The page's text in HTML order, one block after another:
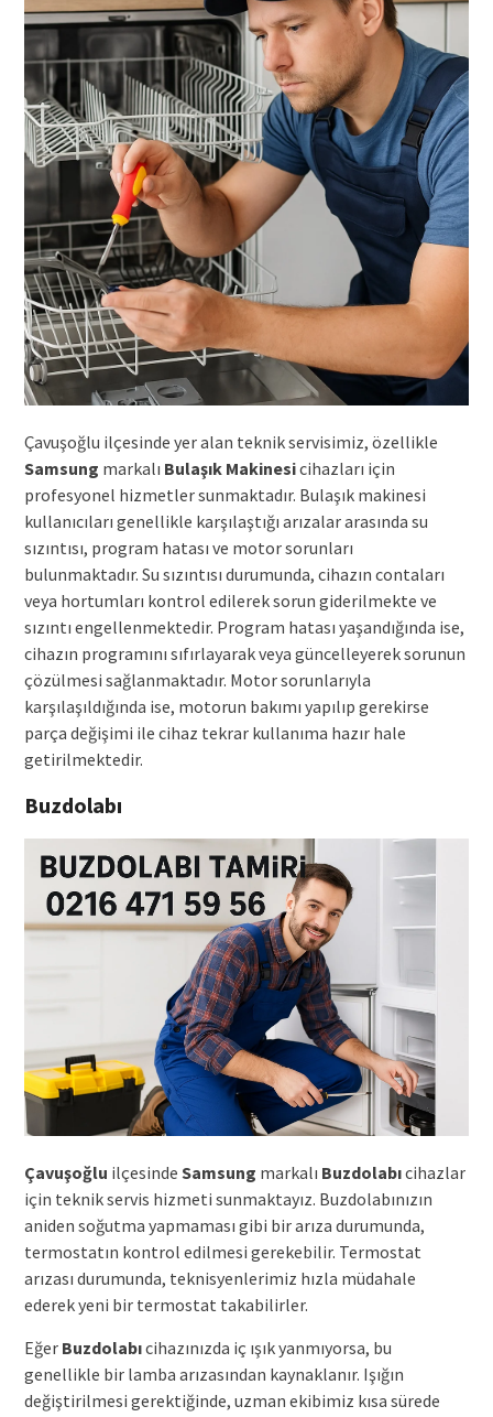
Çavuşoğlu ilçesinde yer alan teknik servisimiz, özellikle
Samsung markalı Bulaşık Makinesicihazları için
profesyonel hizmetler sunmaktadır. Bulaşık makinesi
kullanıcıları genellikle karşılaştığı arızalar arasında su
sızıntısı, program hatası ve motor sorunları
bulunmaktadır. Su sızıntısı durumunda, cihazın contaları
veya hortumları kontrol edilerek sorun giderilmekte ve
sızıntı engellenmektedir. Program hatası yaşandığında ise,
cihazın programını sıfırlayarak veya güncelleyerek sorunun
çözülmesi sağlanmaktadır. Motor sorunlarıyla
karşılaşıldığında ise, motorun bakımı yapılıp gerekirse
parça değişimi ile cihaz tekrar kullanıma hazır hale
getirilmektedir.
Buzdolabı
Çavuşoğlu ilçesinde Samsung markalı Buzdolabıcihazlar
için teknik servis hizmeti sunmaktayız. Buzdolabınızın
aniden soğutma yapmaması gibi bir arıza durumunda,
termostatın kontrol edilmesi gerekebilir. Termostat
arızası durumunda, teknisyenlerimiz hızla müdahale
ederek yeni bir termostat takabilirler.
Eğer Buzdolabıcihazınızda iç ışık yanmıyorsa, bu
genellikle bir lamba arızasından kaynaklanır. Işığın
değiştirilmesi gerektiğinde, uzman ekibimiz kısa sürede